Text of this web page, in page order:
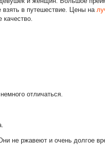
в путешествие. Цены на
качество.
отличаться.
не ржавеют и очень долгое